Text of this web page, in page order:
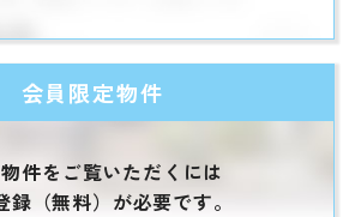
会員限定物件
件をご覧いただくには
録（無料）が必要です。